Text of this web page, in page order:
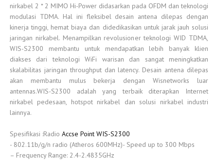
nirkabel 2 * 2 MIMO Hi-Power didasarkan pada OFDM dan teknologi
modulasi TDMA. Hal ini fleksibel desain antena dilepas dengan
kinerja tinggi, hemat biaya dan didedikasikan untuk jarak jauh solusi
jaringan nirkabel. Menampilkan revolusioner teknologi WID TDMA,
WIS-S2300 membantu untuk mendapatkan lebih banyak klien
diakses dari teknologi WiFi warisan dan sangat meningkatkan
skalabilitas jaringan throughput dan latency. Desain antena dilepas
akan membantu mulus bekerja dengan Wisnetworks luar
antennas.WIS-S2300 adalah yang terbaik diterapkan Internet
nirkabel pedesaan, hotspot nirkabel dan solusi nirkabel industri
lainnya.
Spesifikasi :Radio Accse Point WIS-S2300
- 802.11b/g/n radio (Atheros 600MHz)- Speed up to 300 Mbps
– Frequency Range: 2.4-2.4835GHz